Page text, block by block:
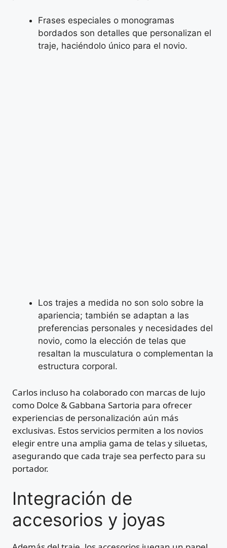
Frases especiales o monogramas
bordados son detalles que personalizan el
traje, haciéndolo único para el novio.
Los trajes a medida no son solo sobre la
apariencia; también se adaptan a las
preferencias personales y necesidades del
novio, como la elección de telas que
resaltan la musculatura o complementan la
estructura corporal.
Carlos incluso ha colaborado con marcas de lujo
como Dolce & Gabbana Sartoria para ofrecer
experiencias de personalización aún más
exclusivas. Estos servicios permiten a los novios
elegir entre una amplia gama de telas y siluetas,
asegurando que cada traje sea perfecto para su
portador.
Integración de
accesorios y joyas